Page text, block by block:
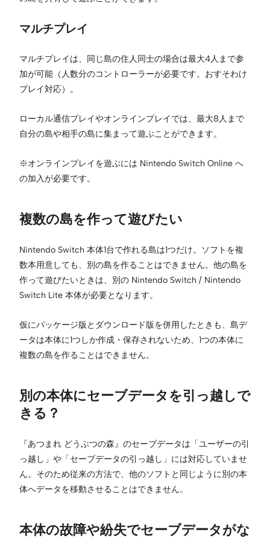
マルチプレイ
マルチプレイは、同じ島の住人同士の場合は最大4人まで参
加が可能（人数分のコントローラーが必要です。おすそわけ
プレイ対応）。
ローカル通信プレイやオンラインプレイでは、最大8人まで
自分の島や相手の島に集まって遊ぶことができます。
※オンラインプレイを遊ぶには Nintendo Switch Online へ
の加入が必要です。
複数の島を作って遊びたい
Nintendo Switch 本体1台で作れる島は1つだけ。ソフトを複
数本用意しても、別の島を作ることはできません。他の島を
作って遊びたいときは、別の Nintendo Switch / Nintendo
Switch Lite 本体が必要となります。
仮にパッケージ版とダウンロード版を併用したときも、島デ
ータは本体に1つしか作成・保存されないため、1つの本体に
複数の島を作ることはできません。
別の本体にセーブデータを引っ越しで
きる？
『あつまれ どうぶつの森』のセーブデータは「ユーザーの引
っ越し」や「セーブデータの引っ越し」には対応していませ
ん。そのため従来の方法で、他のソフトと同じように別の本
体へデータを移動させることはできません。
本体の故障や紛失でセーブデータがな